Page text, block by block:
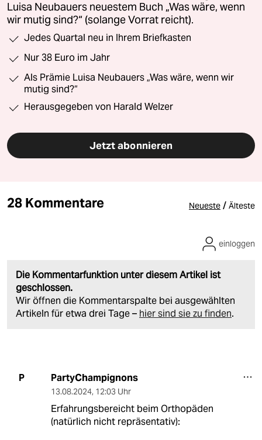
Luisa Neubauers neuestem Buch „Was wäre, wenn
wir mutig sind?“ (solange Vorrat reicht).
Jedes Quartal neu in Ihrem Briefkasten
Nur 38 Euro im Jahr
Als Prämie Luisa Neubauers „Was wäre, wenn wir
mutig sind?“
Herausgegeben von Harald Welzer
Jetzt abonnieren
28 Kommentare Neueste / Älteste
Die Kommentarfunktion unter diesem Artikel ist
geschlossen.
Wir öffnen die Kommentarspalte bei ausgewählten
Artikeln für etwa drei Tage – hier sind sie zu finden.
einloggen
P PartyChampignons
13.08.2024, 12:03 Uhr
Erfahrungsbereicht beim Orthopäden
(natürlich nicht repräsentativ):